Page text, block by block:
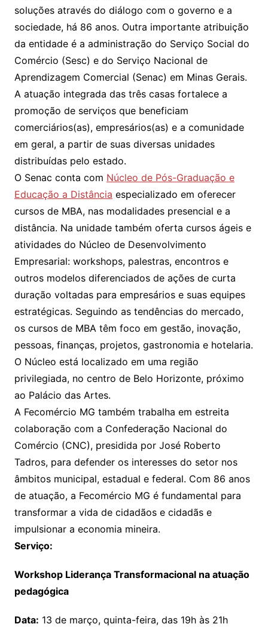
soluções através do diálogo com o governo e a
sociedade, há 86 anos. Outra importante atribuição
da entidade é a administração do Serviço Social do
Comércio (Sesc) e do Serviço Nacional de
Aprendizagem Comercial (Senac) em Minas Gerais.
A atuação integrada das três casas fortalece a
promoção de serviços que beneficiam
comerciários(as), empresários(as) e a comunidade
em geral, a partir de suas diversas unidades
distribuídas pelo estado.
O Senac conta com Núcleo de Pós-Graduação e
Educação a Distância especializado em oferecer
cursos de MBA, nas modalidades presencial e a
distância. Na unidade também oferta cursos ágeis e
atividades do Núcleo de Desenvolvimento
Empresarial: workshops, palestras, encontros e
outros modelos diferenciados de ações de curta
duração voltadas para empresários e suas equipes
estratégicas. Seguindo as tendências do mercado,
os cursos de MBA têm foco em gestão, inovação,
pessoas, finanças, projetos, gastronomia e hotelaria.
O Núcleo está localizado em uma região
privilegiada, no centro de Belo Horizonte, próximo
ao Palácio das Artes.
A Fecomércio MG também trabalha em estreita
colaboração com a Confederação Nacional do
Comércio (CNC), presidida por José Roberto
Tadros, para defender os interesses do setor nos
âmbitos municipal, estadual e federal. Com 86 anos
de atuação, a Fecomércio MG é fundamental para
transformar a vida de cidadãos e cidadãs e
impulsionar a economia mineira.
Serviço:
Workshop Liderança Transformacional na atuação
pedagógica
Data: 13 de março, quinta-feira, das 19h às 21h